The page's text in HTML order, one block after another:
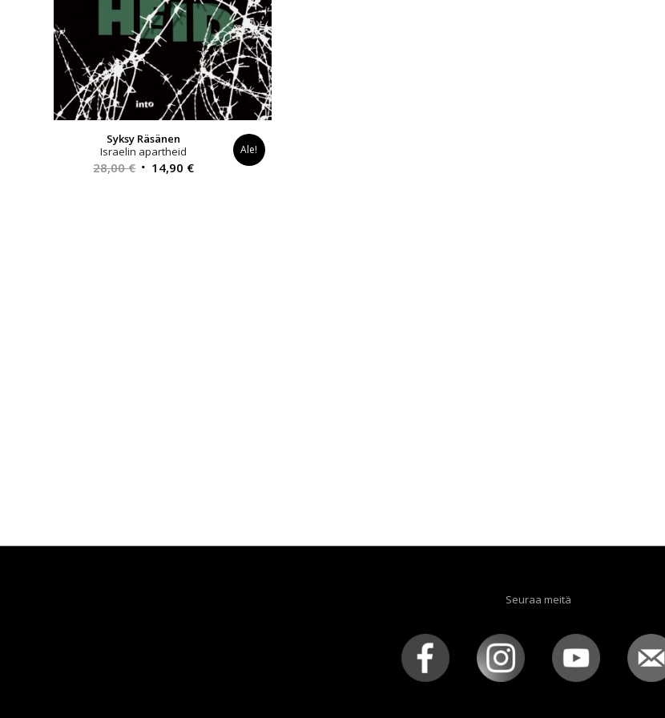
Syksy Räsänen
Israelin apartheid
28,00€ Alkuperäinen
14,90 €Nykyinen
Ale!
Seuraa meitä